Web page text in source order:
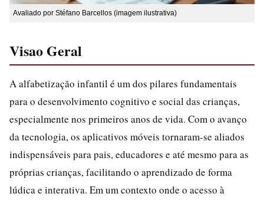
Avaliado por Stéfano Barcellos (imagem ilustrativa)
Visao Geral
A alfabetização infantil é um dos pilares fundamentais
para o desenvolvimento cognitivo e social das crianças,
especialmente nos primeiros anos de vida. Com o avanço
da tecnologia, os aplicativos móveis tornaram-se aliados
indispensáveis para pais, educadores e até mesmo para as
próprias crianças, facilitando o aprendizado de forma
lúdica e interativa. Em um contexto onde o acesso à